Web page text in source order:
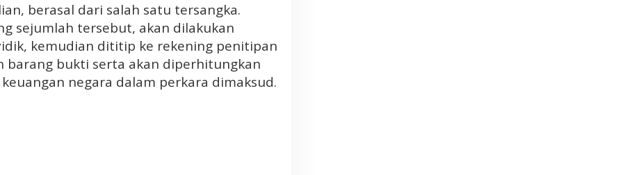
berasal dari salah satu tersangka.
sejumlah tersebut, akan dilakukan
kemudian dititip ke rekening penitipan
barang bukti serta akan diperhitungkan
negara dalam perkara dimaksud.